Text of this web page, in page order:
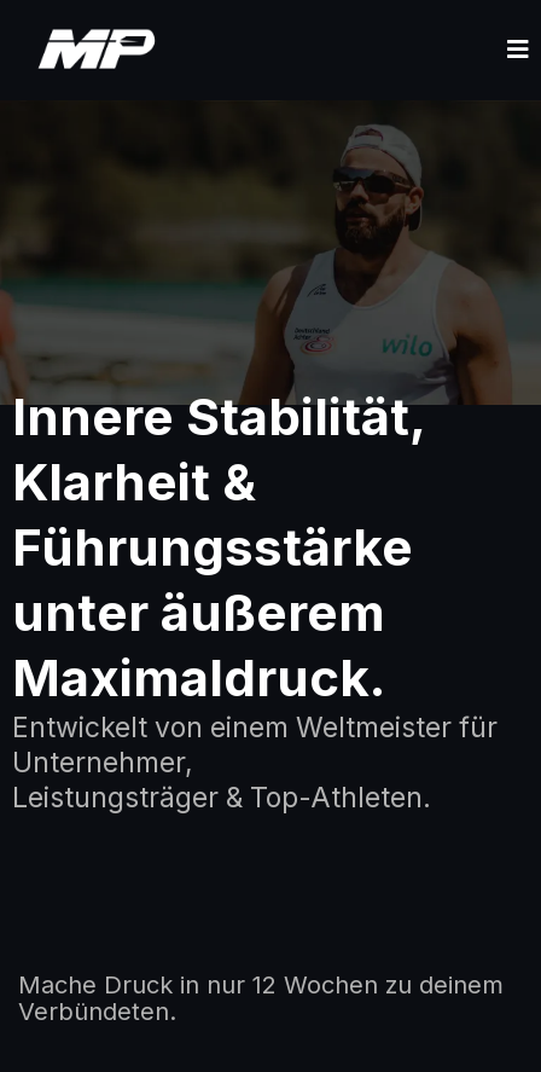
Innere Stabilität,
Klarheit &
Führungsstärke
unter äußerem
Maximaldruck.
Entwickelt von einem Weltmeister für
Unternehmer,
Leistungsträger & Top-Athleten.
Mache Druck in nur 12 Wochen zu deinem
Verbündeten.